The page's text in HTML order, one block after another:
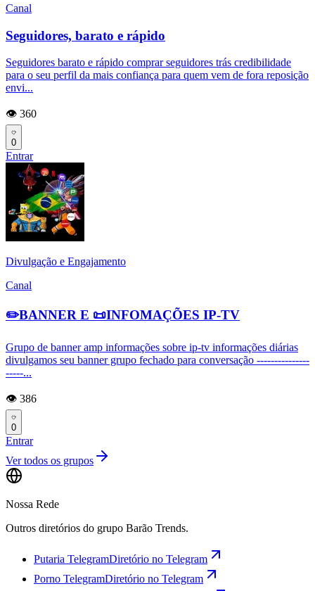
Canal
Seguidores, barato e rápido
Seguidores barato e rápido comprar seguidores trás credibilidade
para o seu perfil da mais confiança para quem vem de fora reposição
envi...
👁️ 360
0
Entrar
Divulgação e Engajamento
Canal
✏️BANNER E 📜INFOMAÇÕES IP-TV
Grupo de banner amp informações sobre ip-tv informações diárias
divulgamos seu banner grupo fechado para conversação ---------------
-----...
👁️ 386
0
Entrar
Ver todos os grupos
Nossa Rede
Outros diretórios do grupo Barão Trends.
Putaria TelegramDiretório no Telegram
Porno TelegramDiretório no Telegram